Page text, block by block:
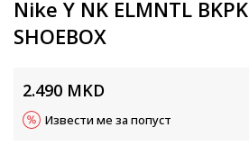
Nike Y NK ELMNTL BKPK
SHOEBOX
2.490 MKD
Извести ме за попуст